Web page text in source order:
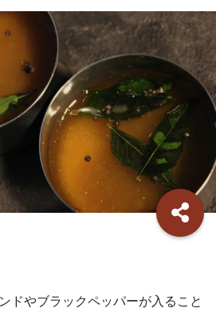
ドやブラックペッパーが入ること